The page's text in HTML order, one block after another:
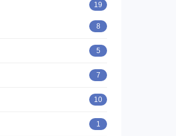
19
8
5
7
10
1